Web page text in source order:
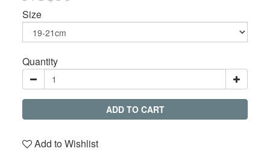
Size
Quantity
ADD TO CART
Add to Wishlist